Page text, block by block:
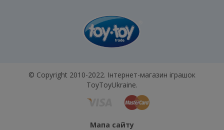
© Copyright 2010-2022. Інтернет-магазин іграшок
ToyToyUkraine.
Мапа сайту